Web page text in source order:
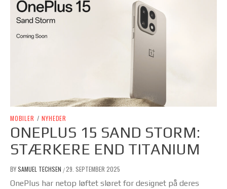
MOBILER / NYHEDER
ONEPLUS 15 SAND STORM:
STÆRKERE END TITANIUM
BYSAMUEL TECHSEN /29. SEPTEMBER 2025
OnePlus har netop løftet sløret for designet på deres